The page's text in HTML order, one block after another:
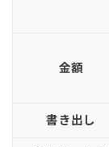
金額
書き出し